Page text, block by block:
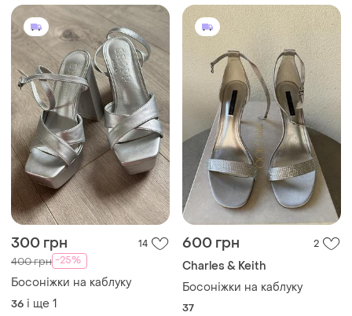
300 грн 14
400 грн -25%
Босоніжки на каблуку
36 і ще 1
600 грн 2
Charles & Keith
Босоніжки на каблуку
37